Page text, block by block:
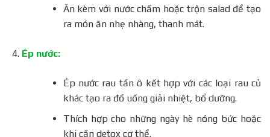
Ăn kèm với nước chấm hoặc trộn salad để tạo
ra món ăn nhẹ nhàng, thanh mát.
Ép nước:
Ép nước rau tần ô kết hợp với các loại rau củ
khác tạo ra đồ uống giải nhiệt, bổ dưỡng.
Thích hợp cho những ngày hè nóng bức hoặc
khi cần detox cơ thể.